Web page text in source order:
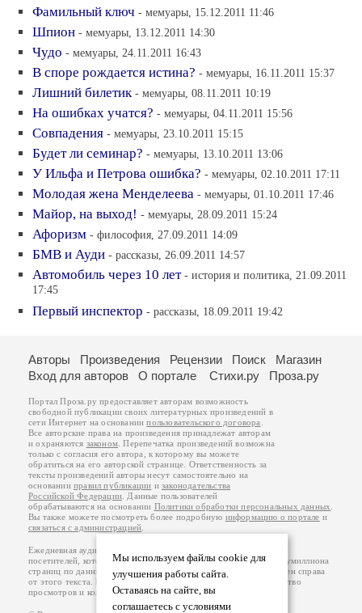
Фамильный ключ - мемуары, 15.12.2011 11:46
Шпион - мемуары, 13.12.2011 14:30
Чудо - мемуары, 24.11.2011 16:43
В споре рождается истина? - мемуары, 16.11.2011 15:37
Лишний билетик - мемуары, 08.11.2011 10:19
На ошибках учатся? - мемуары, 04.11.2011 15:56
Совпадения - мемуары, 23.10.2011 15:15
Будет ли семинар? - мемуары, 13.10.2011 13:06
У Ильфа и Петрова ошибка? - мемуары, 02.10.2011 17:11
Молодая жена Менделеева - мемуары, 01.10.2011 17:46
Майор, на выход! - мемуары, 28.09.2011 15:24
Афоризм - философия, 27.09.2011 14:09
БМВ и Ауди - рассказы, 26.09.2011 14:57
Автомобиль через 10 лет - история и политика, 21.09.2011
17:45
Первый инспектор - рассказы, 18.09.2011 19:42
Мы используем файлы cookie для
улучшения работы сайта.
Оставаясь на сайте, вы
соглашаетесь с условиями
Авторы Произведения Рецензии Поиск
Магазин
Вход для авторов
О портале Стихи.ру Проза.ру
Портал Проза.ру предоставляет авторам возможность
свободной публикации своих литературных произведений в
сети Интернет на основаниипользовательского договора
Все авторские права на произведения принадлежат авторам
и охраняются законом . Перепечатка произведений возможна
только с согласия его автора, к которому вы можете
обратиться на его авторской странице. Ответственность за
тексты произведений авторы несут самостоятельно на
основанииправил публикации изаконодательства
Российской Федерации . Данные пользователей
обрабатываются на основании Политики обработки персональных данных
Вы также можете посмотреть более подробную информацию о портале и
связаться с администрацией
Ежедневная аудитория портала Проза.ру – порядка 100 тысяч
посетителей, которые в общей сумме просматривают более полумиллиона
страниц по данным счетчика посещаемости, который расположен справа
от этого текста. В каждой графе указано по две цифры: количество
просмотров и количество посетителей.